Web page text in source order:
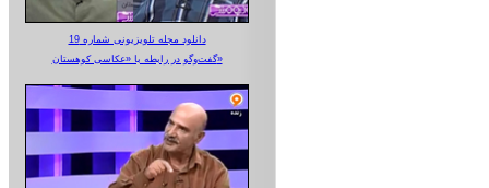
دانلود مجله تلویزیونی شماره 19
گفت‌وگو در رابطه با «عکاسی کوهستان»